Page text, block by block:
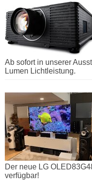
Ab sofort in unserer
Lumen Lichtleistung.
Der neue LG
verfügbar!